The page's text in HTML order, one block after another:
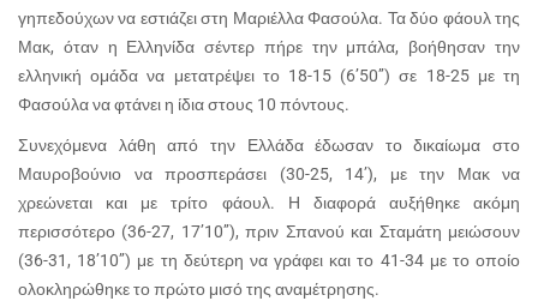
γηπεδούχων να εστιάζει στη Μαριέλλα Φασούλα. Τα δύο φάουλ της
Μακ, όταν η Ελληνίδα σέντερ πήρε την μπάλα, βοήθησαν την
ελληνική ομάδα να μετατρέψει το 18-15 (6’50’’) σε 18-25 με τη
Φασούλα να φτάνει η ίδια στους 10 πόντους.
Συνεχόμενα λάθη από την Ελλάδα έδωσαν το δικαίωμα στο
Μαυροβούνιο να προσπεράσει (30-25, 14’), με την Μακ να
χρεώνεται και με τρίτο φάουλ. Η διαφορά αυξήθηκε ακόμη
περισσότερο (36-27, 17’10’’), πριν Σπανού και Σταμάτη μειώσουν
(36-31, 18’10’’) με τη δεύτερη να γράφει και το 41-34 με το οποίο
ολοκληρώθηκε το πρώτο μισό της αναμέτρησης.